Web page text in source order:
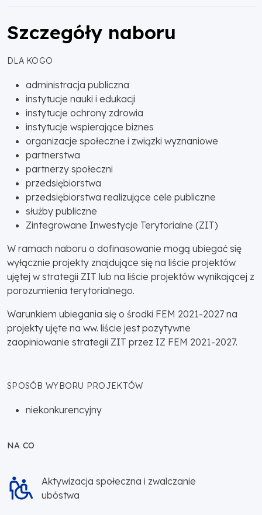
Szczegóły naboru
DLA KOGO
administracja publiczna
instytucje nauki i edukacji
instytucje ochrony zdrowia
instytucje wspierające biznes
organizacje społeczne i związki wyznaniowe
partnerstwa
partnerzy społeczni
przedsiębiorstwa
przedsiębiorstwa realizujące cele publiczne
służby publiczne
Zintegrowane Inwestycje Terytorialne (ZIT)
W ramach naboru o dofinasowanie mogą ubiegać się
wyłącznie projekty znajdujące się na liście projektów
ujętej w strategii ZIT lub na liście projektów wynikającej z
porozumienia terytorialnego.
Warunkiem ubiegania się o środki FEM 2021-2027 na
projekty ujęte na ww. liście jest pozytywne
zaopiniowanie strategii ZIT przez IZ FEM 2021-2027.
SPOSÓB WYBORU PROJEKTÓW
niekonkurencyjny
NA CO
Aktywizacja społeczna i zwalczanie
ubóstwa